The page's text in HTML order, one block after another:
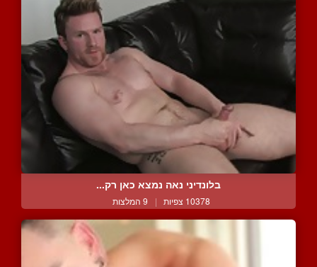
בלונדיני נאה נמצא כאן רק...
10378 צפיות | 9 המלצות